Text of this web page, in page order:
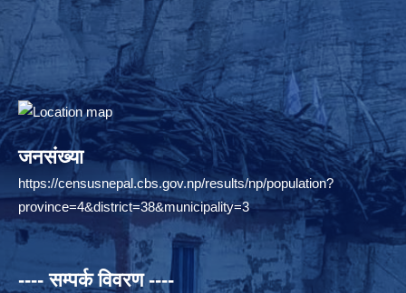
जनसंख्या
https://censusnepal.cbs.gov.np/results/np/population?
province=4&district=38&municipality=3
---- सम्पर्क विवरण ----